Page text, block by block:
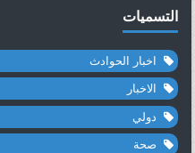
التسميات
اخبار الحوادث
الاخبار
دولي
صحة